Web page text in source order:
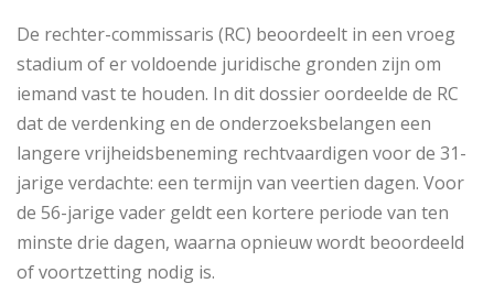
De rechter-commissaris (RC) beoordeelt in een vroeg
stadium of er voldoende juridische gronden zijn om
iemand vast te houden. In dit dossier oordeelde de RC
dat de verdenking en de onderzoeksbelangen een
langere vrijheidsbeneming rechtvaardigen voor de 31-
jarige verdachte: een termijn van veertien dagen. Voor
de 56-jarige vader geldt een kortere periode van ten
minste drie dagen, waarna opnieuw wordt beoordeeld
of voortzetting nodig is.